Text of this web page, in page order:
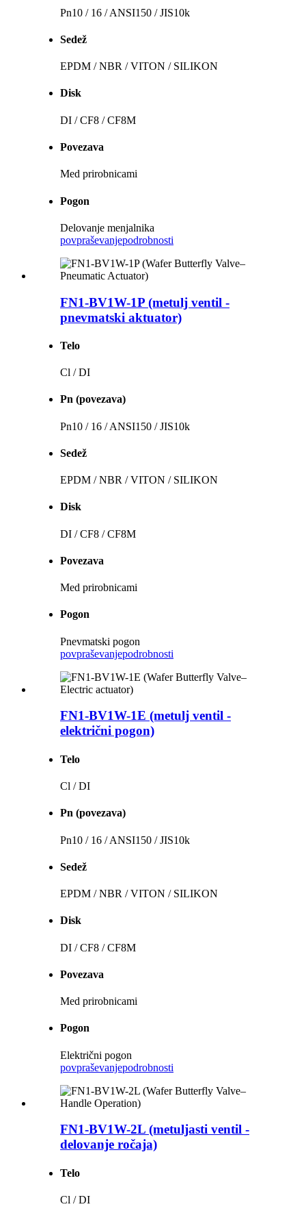
Pn10 / 16 / ANSI150 / JIS10k
Sedež
EPDM / NBR / VITON / SILIKON
Disk
DI / CF8 / CF8M
Povezava
Med prirobnicami
Pogon
Delovanje menjalnika
povpraševanjepodrobnosti
FN1-BV1W-1P (metulj ventil -
pnevmatski aktuator)
Telo
Cl / DI
Pn (povezava)
Pn10 / 16 / ANSI150 / JIS10k
Sedež
EPDM / NBR / VITON / SILIKON
Disk
DI / CF8 / CF8M
Povezava
Med prirobnicami
Pogon
Pnevmatski pogon
povpraševanjepodrobnosti
FN1-BV1W-1E (metulj ventil -
električni pogon)
Telo
Cl / DI
Pn (povezava)
Pn10 / 16 / ANSI150 / JIS10k
Sedež
EPDM / NBR / VITON / SILIKON
Disk
DI / CF8 / CF8M
Povezava
Med prirobnicami
Pogon
Električni pogon
povpraševanjepodrobnosti
FN1-BV1W-2L (metuljasti ventil -
delovanje ročaja)
Telo
Cl / DI